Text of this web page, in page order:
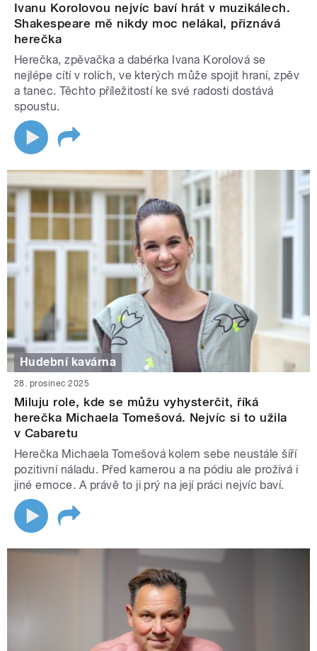
Ivanu Korolovou nejvíc baví hrát v muzikálech.
Shakespeare mě nikdy moc nelákal, přiznává
herečka
Herečka, zpěvačka a dabérka Ivana Korolová se
nejlépe cítí v rolích, ve kterých může spojit hraní, zpěv
a tanec. Těchto příležitostí ke své radosti dostává
spoustu.
Hudební kavárna
28. prosinec 2025
Miluju role, kde se můžu vyhysterčit, říká
herečka Michaela Tomešová. Nejvíc si to užila
v Cabaretu
Herečka Michaela Tomešová kolem sebe neustále šíří
pozitivní náladu. Před kamerou a na pódiu ale prožívá i
jiné emoce. A právě to ji prý na její práci nejvíc baví.